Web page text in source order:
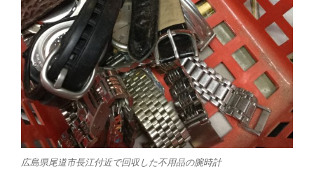
広島県尾道市長江付近で回収した不用品の腕時計